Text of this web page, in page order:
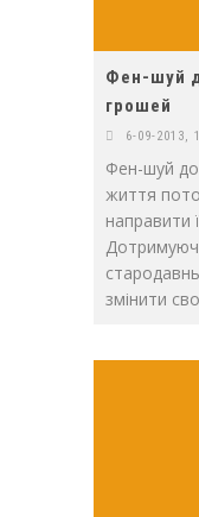
Фен-шуй
грошей
6-09-2013,
Фен-шуй
життя
направити
змінити